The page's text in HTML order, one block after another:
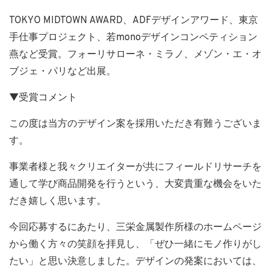
TOKYO MIDTOWN AWARD、ADFデザインアワード、東京
手仕事プロジェクト、若monoデザインコンペティション
燕など受賞。フォーリサローネ・ミラノ、メゾン・エ・オ
ブジェ・パリなど出展。
▼受賞コメント
この度は当方のデザイン案を採用いただき有難うございま
す。
事業者様と我々クリエイターが共にフィールドリサーチを
通して学び商品開発を行うという、大変貴重な機会をいた
だき嬉しく思います。
今回応募するにあたり、三栄金属製作所様のホームページ
から働く方々の笑顔を拝見し、「ぜひ一緒にモノ作りがし
たい」と思い決意しました。デザインの発案においては、